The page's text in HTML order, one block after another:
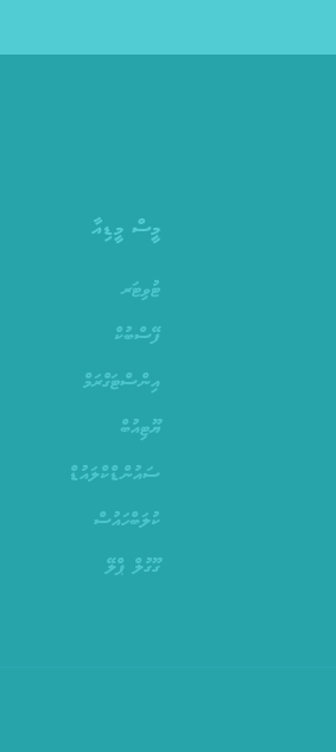
މީސް މީޑިއާ
ޓުވިޓަރ
ފޭސްބުކް
އިންސްޓަގްރަމް
ޔޫޓިއުބް
ސައުންޑްކްލައުޑް
ކުލަބްހައުސް
ގޫގުލް ޕްލޭ